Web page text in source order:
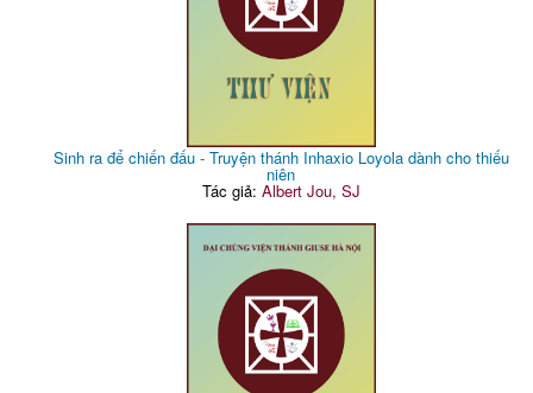
Sinh ra để chiến đấu - Truyện thánh Inhaxio Loyola dành cho thiếu
niên
Tác giả: Albert Jou, SJ